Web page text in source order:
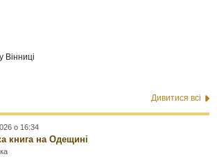
у Вінниці
Дивитися всі
о 16:34
книга на Одещині